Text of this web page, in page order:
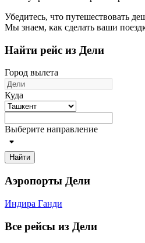
Убедитесь, что путешествовать
Мы знаем, как сделать ваши
Найти рейс из Дели
Город вылета
Куда
Выберите направление
Найти
Аэропорты Дели
Индира Ганди
Все рейсы из Дели